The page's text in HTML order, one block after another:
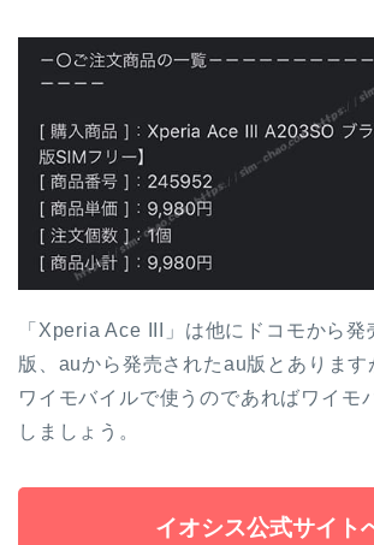
「Xperia Ace III」は他にドコモから発
版、auから発売されたau版とありま
ワイモバイルで使うのであればワイモ
しましょう。
イオシス公式サイト